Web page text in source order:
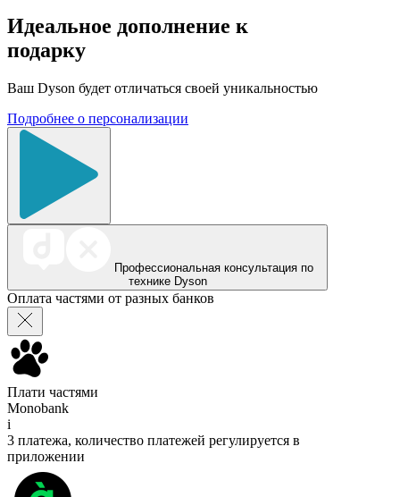
Идеальное дополнение к
подарку
Ваш Dyson будет отличаться своей уникальностью
Подробнее о персонализации
Профессиональная консультация по
технике Dyson
Оплата частями от разных банков
Плати частями
Monobank
i
3 платежа, количество платежей регулируется в
приложении